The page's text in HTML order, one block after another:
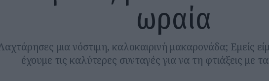
ωραία
μια νόστιμη, καλοκαιρινή μακαρονάδα; Εμείς
έχουμε τις καλύτερες συνταγές για να τη φτιάξεις με